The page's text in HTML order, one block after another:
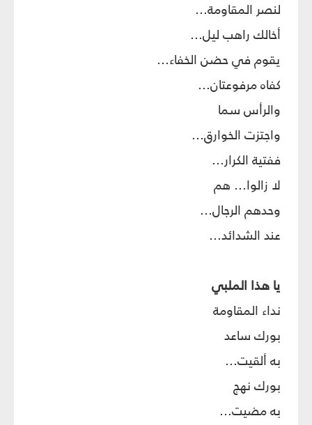
لنصر المقاومة...
أخالك راهب ليل...
يقوم في حضن الخفاء...
كفاه مرفوعتان...
والرأس سما
واجتزت الخوارق...
ففتية الكرار...
لا زالوا... هم
وحدهم الرجال...
عند الشدائد...
يا هذا الملبي
نداء المقاومة
بورك ساعد
به ألقيت...
بورك نهج
به مضيت...